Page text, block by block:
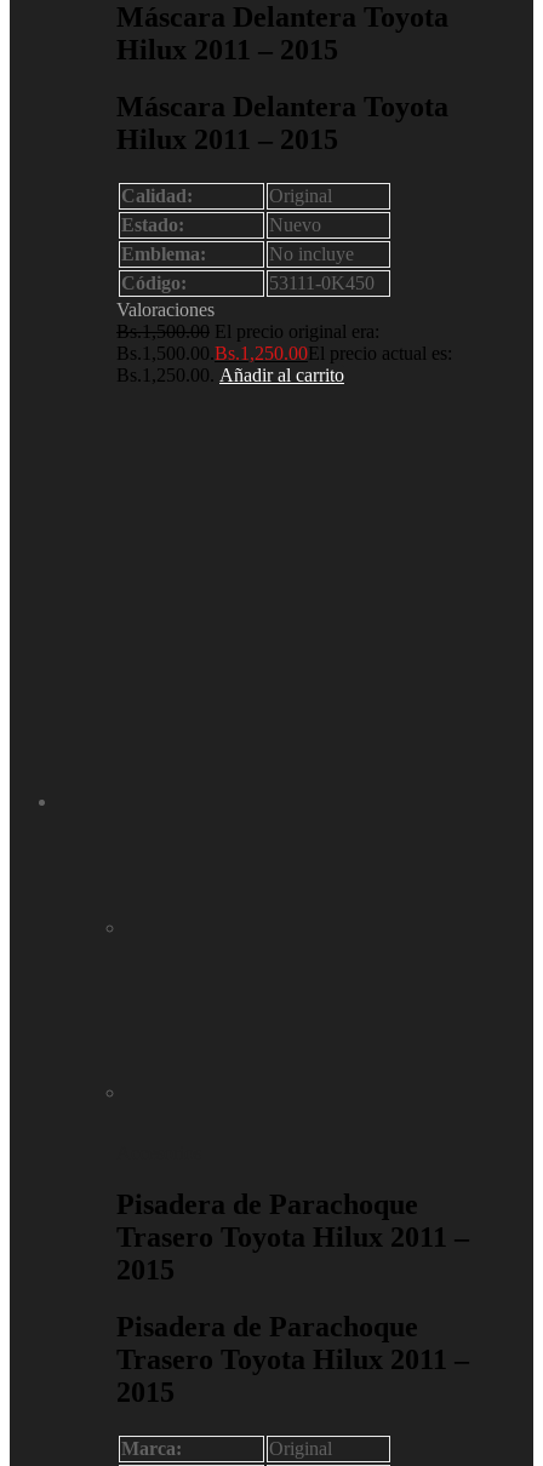
Máscara Delantera Toyota
Hilux 2011 – 2015
Máscara Delantera Toyota
Hilux 2011 – 2015
Calidad:
Original
Estado:
Nuevo
Emblema:
No incluye
Código:
53111-0K450
Valoraciones
Bs.1,500.00 El precio original era:
Bs.1,500.00.Bs.1,250.00El precio actual es:
Bs.1,250.00. Añadir al carrito
Pisadera de Parachoque
Trasero Toyota Hilux 2011 –
2015
Pisadera de Parachoque
Trasero Toyota Hilux 2011 –
2015
Marca:
Original